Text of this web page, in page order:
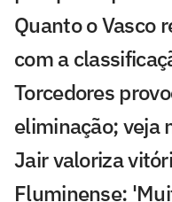
Quanto o Vasco
com a
Torcedores
eliminação; veja
Jair valoriza
Fluminense: